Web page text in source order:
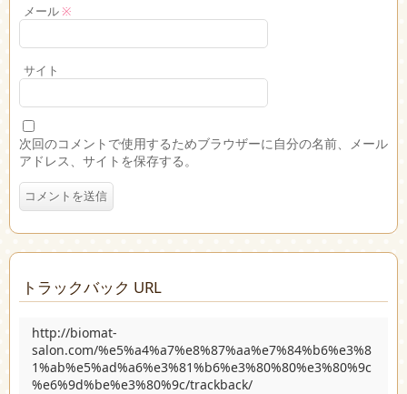
メール※
サイト
次回のコメントで使用するためブラウザーに自分の名前、メール
アドレス、サイトを保存する。
トラックバック URL
http://biomat-
salon.com/%e5%a4%a7%e8%87%aa%e7%84%b6%e3%8
1%ab%e5%ad%a6%e3%81%b6%e3%80%80%e3%80%9c
%e6%9d%be%e3%80%9c/trackback/